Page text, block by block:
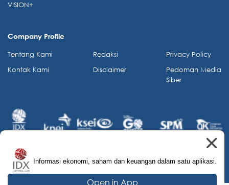
Informasi ekonomi, saham dan keuangan dalam satu aplikasi.
Open in App
VISION+
Company Profile
Tentang Kami
Kontak Kami
Redaksi
Disclaimer
Privacy Policy
Pedoman Media
Siber
© 2026 IDX Channel. All Rights Reserved.